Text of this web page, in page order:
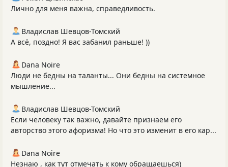
Лично для меня важна, справедливость.
Владислав Шевцов-Томский
А всё, поздно! Я вас забанил раньше! ))
Dana Noire
Люди не бедны на таланты... Они бедны на системное
мышление...
Владислав Шевцов-Томский
Если человеку так важно, давайте признаем его
авторство этого афоризма! Но что это изменит в его кар...
Dana Noire
Незнаю , как тут отмечать к кому обращаешься)